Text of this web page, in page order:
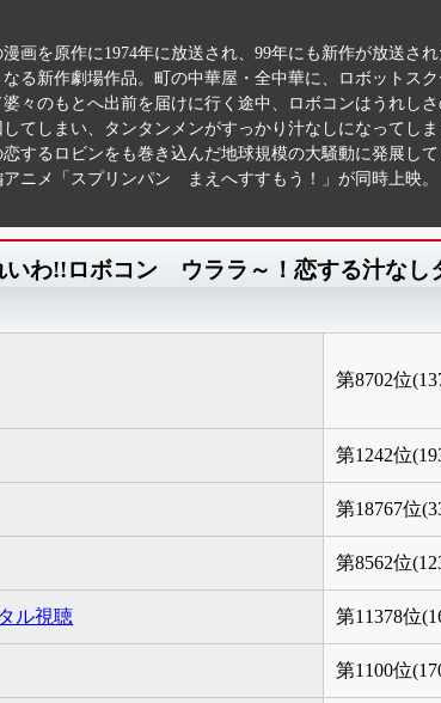
画を原作に1974年に放送され、99年にも新作が放送さ
なる新作劇場作品。町の中華屋・全中華に、ロボットス
婆々のもとへ出前を届けに行く途中、ロボコンはうれし
てしまい、タンタンメンがすっかり汁なしになってし
するロビンをも巻き込んだ地球規模の大騒動に発展し
アニメ「スプリンパン まえへすすもう！」が同時上映。
いわ!!ロボコン ウララ～！恋する汁なし
第8702位
第1242位
第18767位
第8562位
ル視聴 第11378位
第1100位